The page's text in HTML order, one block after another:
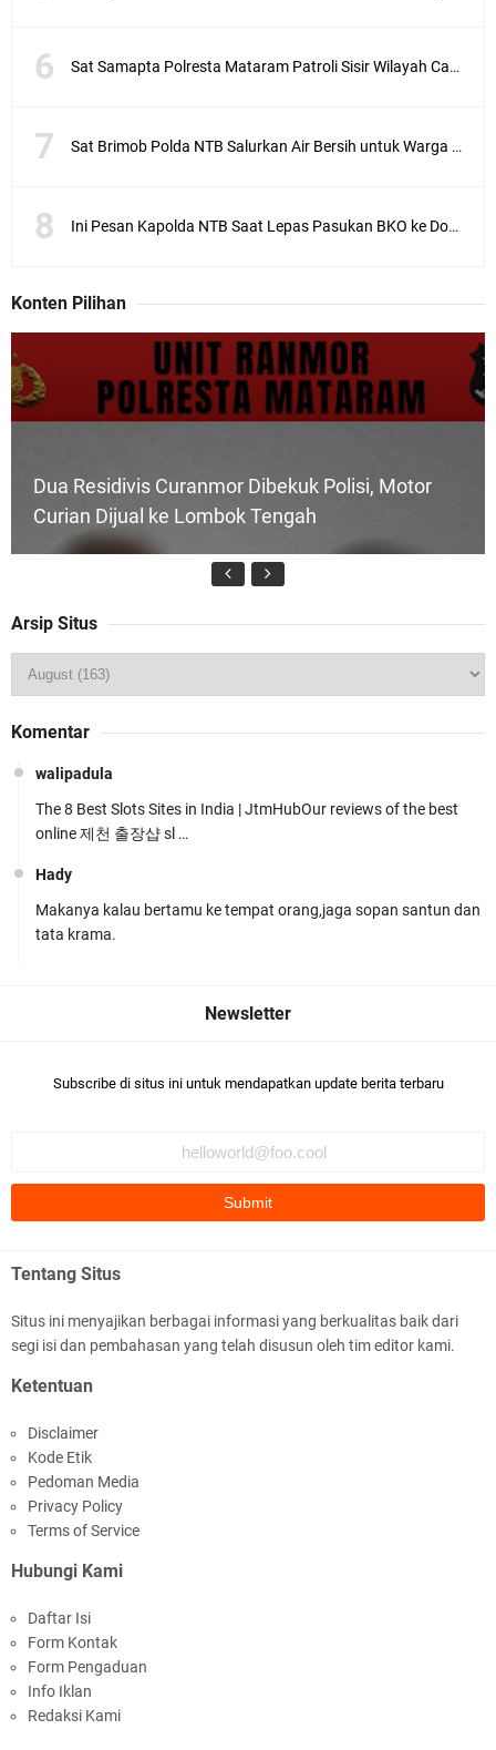
Sat Samapta Polresta Mataram Patroli Sisir Wilayah Cakranegara
Sat Brimob Polda NTB Salurkan Air Bersih untuk Warga Terdampak Kekeringan
Ini Pesan Kapolda NTB Saat Lepas Pasukan BKO ke Dompu dan Bima
Konten Pilihan
Dua Residivis Curanmor Dibekuk Polisi, Motor
Curian Dijual ke Lombok Tengah
Curanmor Bersana BB
Polsek Gunungsari Kawal keamanan Acara
Samapta Polresta Mataram Patroli di Wilayah
Ampenan
Polsek Narmada Siap Jaga Kondusivitas
Arsip Situs
Komentar
walipadula
The 8 Best Slots Sites in India | JtmHubOur reviews of the best
online 제천 출장샵 sl …
Hady
Makanya kalau bertamu ke tempat orang,jaga sopan santun dan
tata krama.
Subscribe di situs ini untuk mendapatkan update berita terbaru
Tentang Situs
Situs ini menyajikan berbagai informasi yang berkualitas baik dari
segi isi dan pembahasan yang telah disusun oleh tim editor kami.
Ketentuan
Disclaimer
Kode Etik
Pedoman Media
Privacy Policy
Terms of Service
Hubungi Kami
Daftar Isi
Form Kontak
Form Pengaduan
Info Iklan
Redaksi Kami